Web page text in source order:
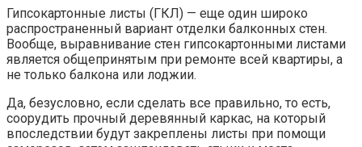
Гипсокартонные листы (ГКЛ) — еще один широко
распространенный вариант отделки балконных стен.
Вообще, выравнивание стен гипсокартонными листами
является общепринятым при ремонте всей квартиры, а
не только балкона или лоджии.
Да, безусловно, если сделать все правильно, то есть,
соорудить прочный деревянный каркас, на который
впоследствии будут закреплены листы при помощи